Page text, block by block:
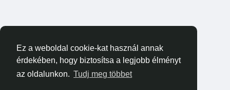
Ez a weboldal cookie-kat használ annak
érdekében, hogy biztosítsa a legjobb élményt
az oldalunkon. Tudj meg többet